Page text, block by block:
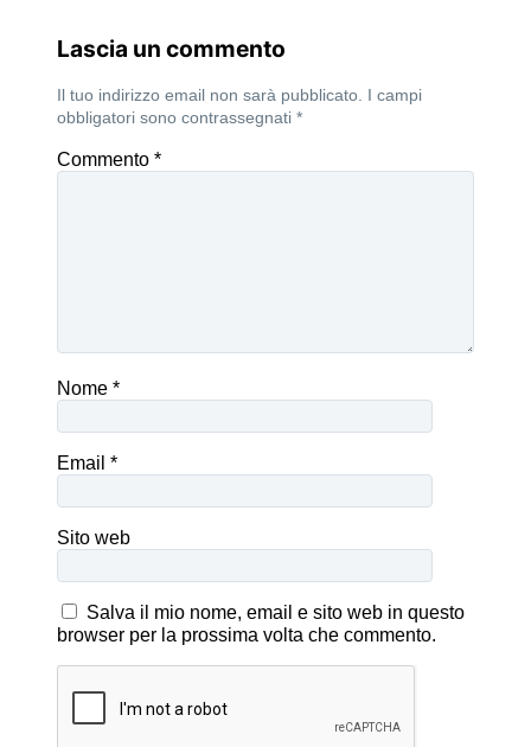
Lascia un commento
Il tuo indirizzo email non sarà pubblicato. I campi
obbligatori sono contrassegnati *
Commento *
Nome *
Email *
Sito web
Salva il mio nome, email e sito web in questo
browser per la prossima volta che commento.